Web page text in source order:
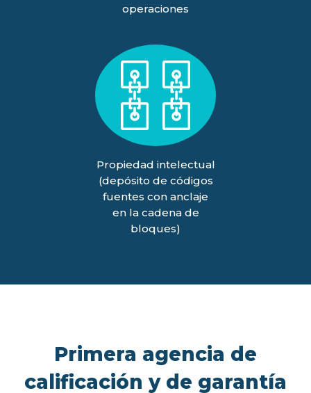
operaciones
Propiedad intelectual
(depósito de códigos
fuentes con anclaje
en la cadena de
bloques)
Primera agencia de
calificación y de garantía